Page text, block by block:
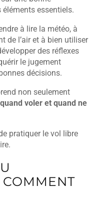
essentiels.
à lire la météo, à
de l’air et à bien utiliser
des réflexes
le jugement
décisions.
non seulement
quand voler et quand ne
pratiquer le vol libre